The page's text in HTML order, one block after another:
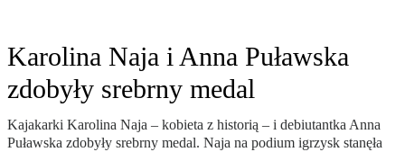
Karolina Naja i Anna Puławska
zdobyły srebrny medal
Kajakarki Karolina Naja – kobieta z historią – i debiutantka Anna
Puławska zdobyły srebrny medal. Naja na podium igrzysk stanęła